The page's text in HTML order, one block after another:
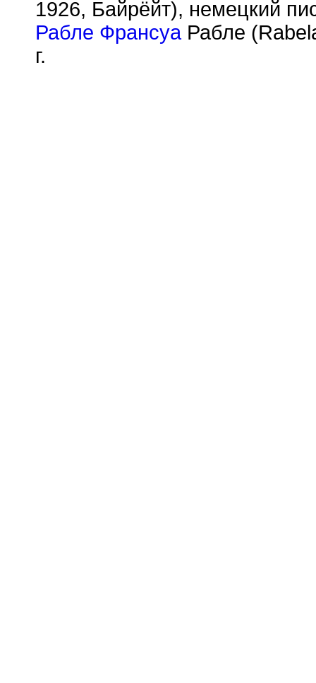
1926, Байрёйт), немецкий
Рабле ФрансуаРабле
г.